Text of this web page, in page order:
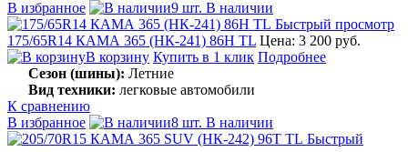
В избранное
9 шт. В наличии
Быстрый просмотр
175/65R14 КАМА 365 (НК-241) 86H TL Цена: 3 200 руб.
В корзину Купить в 1 клик Подробнее
Сезон (шины): Летние
Вид техники: легковые автомобили
К сравнению
В избранное
8 шт. В наличии
Быстрый